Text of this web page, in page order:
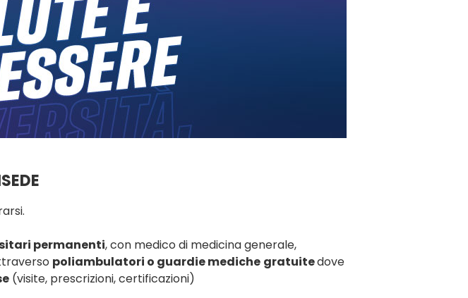
permanenti, con medico di medicina generale,
poliambulatori o guardie mediche gratuitedove
(visite, prescrizioni, certificazioni)